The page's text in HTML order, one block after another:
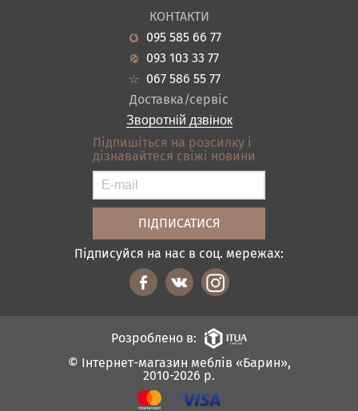
Вітальня
Кухня
Передпокої
Ванна
Акціі
Про нас
Новини
Гарантія
Кредит
Оплата і доставка
Відгуки
Контакти
Карта сайту
Умови покупки
КОНТАКТИ
095 585 66 77
093 103 33 77
067 586 55 77
Доставка/сервіс
Зворотній дзвінок
Підпишіться на розсилку і
дізнавайтеся свіжі новини
Підписуйся на нас в соц. мережах:
© Інтернет-магазин меблів «Барин»,
2010-2026 р.
Розроблено в: